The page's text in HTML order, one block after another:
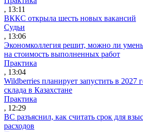
, 13:11
ВККС открыла шесть новых вакансий
Судьи
, 13:06
Экономколлегия решит, можно ли
на стоимость выполненных работ
Практика
, 13:04
Wildberries планирует запустить в 2027
склада в Казахстане
Практика
, 12:29
ВС разъяснил, как считать срок для
расходов